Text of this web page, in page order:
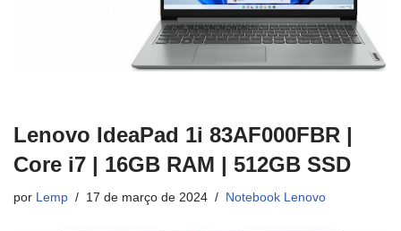
Lenovo IdeaPad 1i 83AF000FBR |
Core i7 | 16GB RAM | 512GB SSD
por Lemp 17 de março de 2024 Notebook Lenovo